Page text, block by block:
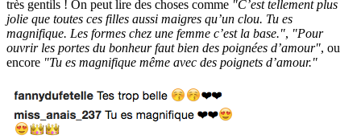
très gentils ! On peut lire des choses comme "C’est tellement plus
jolie que toutes ces filles aussi maigres qu’un clou. Tu es
magnifique. Les formes chez une femme c’est la base.", "Pour
ouvrir les portes du bonheur faut bien des poignées d’amour", ou
encore "Tu es magnifique même avec des poignets d’amour."